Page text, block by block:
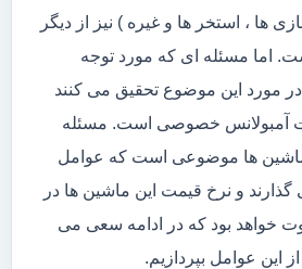
ها ، استخر ها و غیره ) نیز از دیگر
اما مسئله ای که مورد توجه
مورد این موضوع تحقیق می کنند
آمبولانس خصوصی است. مسئله
ماشین ها موضوعی است که عوامل
گذارند و نرخ قیمت این ماشین ها در
خواهد بود که در ادامه سعی می
این عوامل بپردازیم.